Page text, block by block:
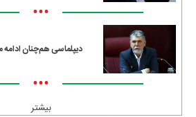
•••
دیپلماسی هم‌چنان
•••
بیشتر